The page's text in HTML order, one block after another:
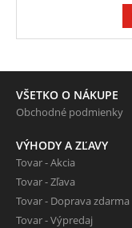
VŠETKO O NÁKUPE
Obchodné podmienky
VÝHODY A ZĽAVY
Tovar - Akcia
Tovar - Zľava
Tovar - Doprava zdarma
Tovar - Výpredaj